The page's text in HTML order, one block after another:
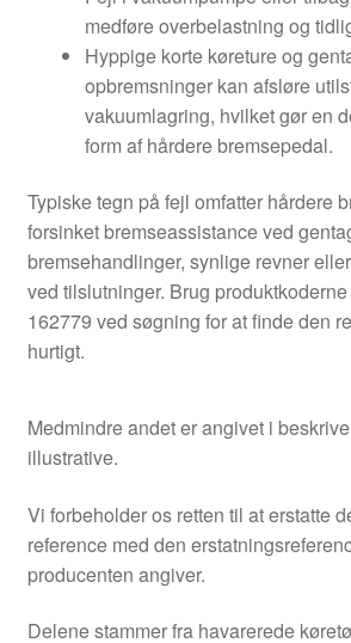
medføre overbelastning og
Hyppige korte køreture og
opbremsninger kan afsløre
vakuumlagring, hvilket gør en
form af hårdere bremsepedal.
Typiske tegn på fejl omfatter hårdere
forsinket bremseassistance ved
bremsehandlinger, synlige revner
ved tilslutninger. Brug
162779 ved søgning for at finde den
hurtigt.
Medmindre andet er angivet i
illustrative.
Vi forbeholder os retten til at erstatte
reference med den
producenten angiver.
Delene stammer fra havarerede